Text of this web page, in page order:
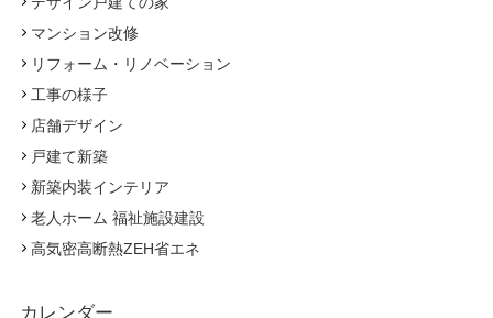
マンション改修
リフォーム・リノベーション
工事の様子
店舗デザイン
戸建て新築
新築内装インテリア
老人ホーム 福祉施設建設
高気密高断熱ZEH省エネ
カレンダー